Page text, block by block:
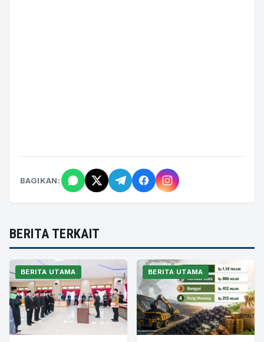
BAGIKAN:
BERITA TERKAIT
BERITA UTAMA BERITA UTAMA